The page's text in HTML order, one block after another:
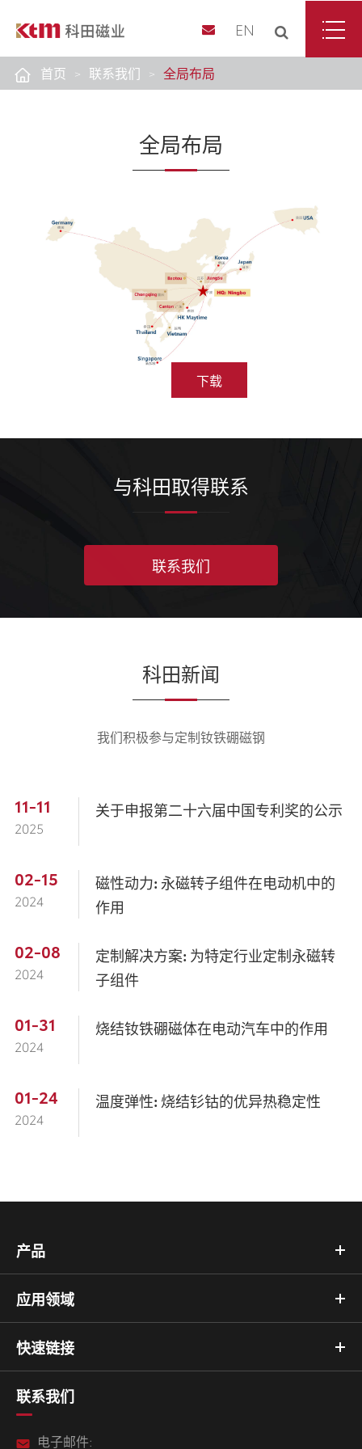
EN
首页 联系我们 全局布局
全局布局
下载
与科田取得联系
联系我们
科田新闻
我们积极参与定制钕铁硼磁钢
11-11
2025
关于申报第二十六届中国专利奖的公示
02-15
2024
磁性动力: 永磁转子组件在电动机中的
作用
02-08
2024
定制解决方案: 为特定行业定制永磁转
子组件
01-31
2024
烧结钕铁硼磁体在电动汽车中的作用
01-24
2024
温度弹性: 烧结钐钴的优异热稳定性
产品
应用领域
快速链接
联系我们
电子邮件: